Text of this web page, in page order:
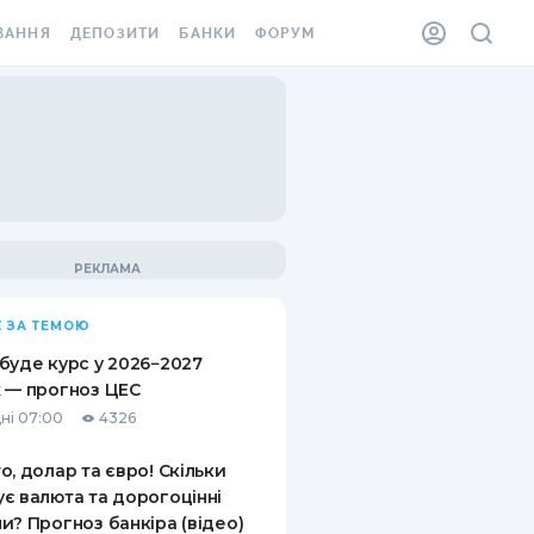
ВІНЬЄТКА
ВІД
ВИПАДКІВ
ДЕПОЗИТИ
ПИТАННЯ ТА ВІДПОВІДІ
ПУТІВНИКИ ПО
БАНКИ ФОРУМ
ЗА ТЕМОЮ
курс у 2026−2027
— прогноз ЦЕС
07:00 4326
долар та євро! Скільки
валюта та дорогоцінні
Прогноз банкіра (відео)